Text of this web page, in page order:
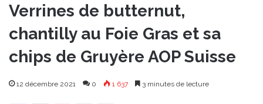
Verrines de butternut,
chantilly au Foie Gras et sa
chips de Gruyère AOP Suisse
12 décembre 2021 0 1 637 3 minutes de lecture